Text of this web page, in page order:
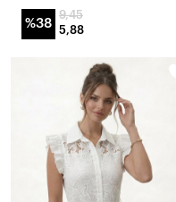
%38
9,45
5,88